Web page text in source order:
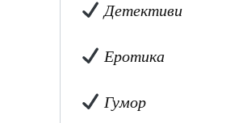
Детективи
Еротика
Гумор